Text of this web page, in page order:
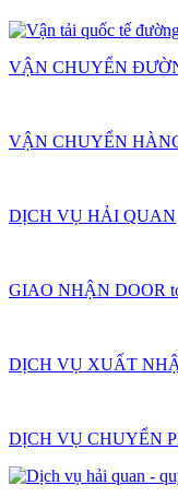
VẬN CHUYỂN
VẬN CHUYỂN
DỊCH VỤ HẢI QUAN
GIAO NHẬN DOOR
DỊCH VỤ XUẤT
DỊCH VỤ CHUYỂN